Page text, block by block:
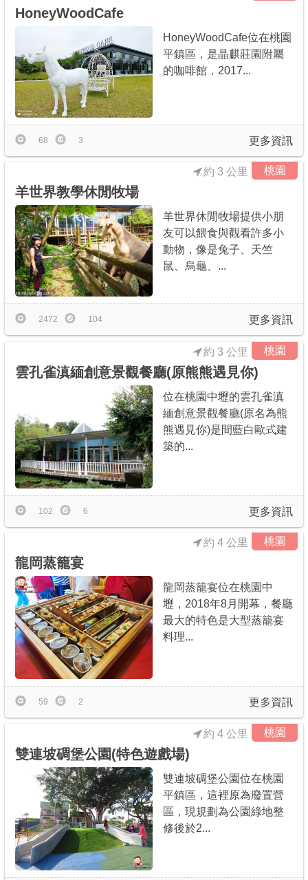
HoneyWoodCafe
HoneyWoodCafe位在桃園
平鎮區，是晶麒莊園附屬
的咖啡館，2017...
更多資訊
68 3
桃園
羊世界教學休閒牧場
約 3 公里
羊世界休閒牧場提供小朋
友可以餵食與觀看許多小
動物，像是兔子、天竺
鼠、烏龜、...
更多資訊
2472 104
桃園
雲孔雀滇緬創意景觀餐廳(原熊熊遇見你)
約 3 公里
位在桃園中壢的雲孔雀滇
緬創意景觀餐廳(原名為熊
熊遇見你)是間藍白歐式建
築的...
更多資訊
102 6
桃園
龍岡蒸籠宴
約 4 公里
龍岡蒸籠宴位在桃園中
壢，2018年8月開幕，餐廳
最大的特色是大型蒸籠宴
料理...
更多資訊
59 2
桃園
雙連坡碉堡公園(特色遊戲場)
約 4 公里
雙連坡碉堡公園位在桃園
平鎮區，這裡原為廢置營
區，現規劃為公園綠地整
修後於2...